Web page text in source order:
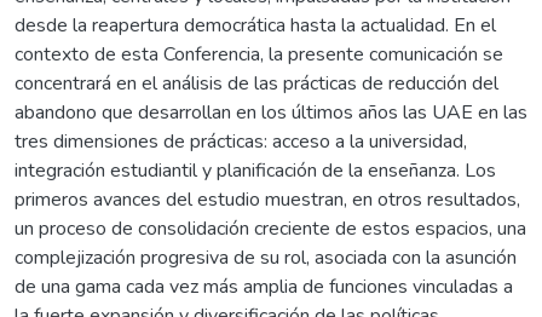
desde la reapertura democrática hasta la actualidad. En el
contexto de esta Conferencia, la presente comunicación se
concentrará en el análisis de las prácticas de reducción del
abandono que desarrollan en los últimos años las UAE en las
tres dimensiones de prácticas: acceso a la universidad,
integración estudiantil y planificación de la enseñanza. Los
primeros avances del estudio muestran, en otros resultados,
un proceso de consolidación creciente de estos espacios, una
complejización progresiva de su rol, asociada con la asunción
de una gama cada vez más amplia de funciones vinculadas a